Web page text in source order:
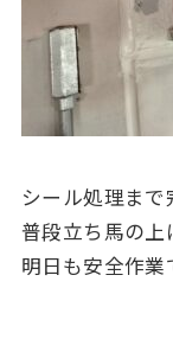
シール処理まで
普段立ち馬の
明日も安全作